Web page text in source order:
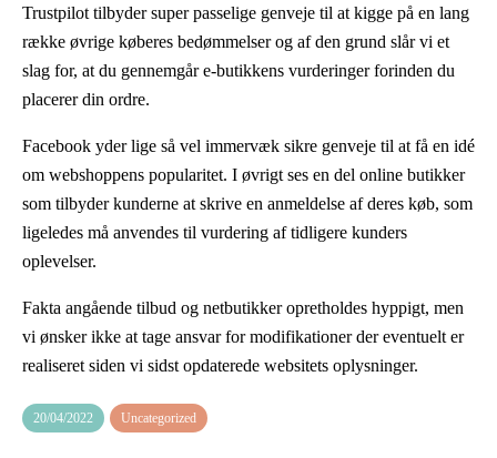
Trustpilot tilbyder super passelige genveje til at kigge på en lang
række øvrige køberes bedømmelser og af den grund slår vi et
slag for, at du gennemgår e-butikkens vurderinger forinden du
placerer din ordre.
Facebook yder lige så vel immervæk sikre genveje til at få en idé
om webshoppens popularitet. I øvrigt ses en del online butikker
som tilbyder kunderne at skrive en anmeldelse af deres køb, som
ligeledes må anvendes til vurdering af tidligere kunders
oplevelser.
Fakta angående tilbud og netbutikker opretholdes hyppigt, men
vi ønsker ikke at tage ansvar for modifikationer der eventuelt er
realiseret siden vi sidst opdaterede websitets oplysninger.
20/04/2022 Uncategorized